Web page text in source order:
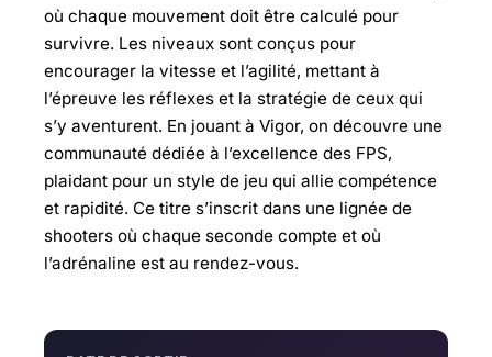
où chaque mouvement doit être calculé pour
survivre. Les niveaux sont conçus pour
encourager la vitesse et l’agilité, mettant à
l’épreuve les réflexes et la stratégie de ceux qui
s’y aventurent. En jouant à Vigor, on découvre une
communauté dédiée à l’excellence des FPS,
plaidant pour un style de jeu qui allie compétence
et rapidité. Ce titre s’inscrit dans une lignée de
shooters où chaque seconde compte et où
l’adrénaline est au rendez-vous.